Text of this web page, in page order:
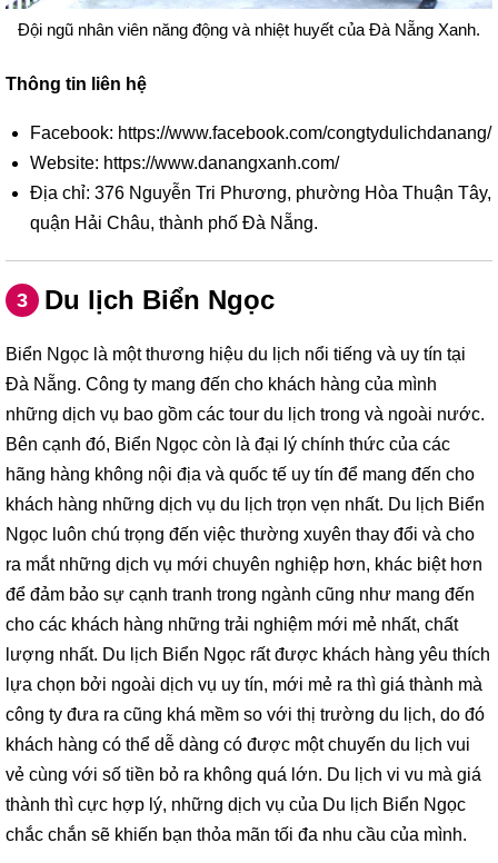
Đội ngũ nhân viên năng động và nhiệt huyết của Đà Nẵng Xanh.
Thông tin liên hệ
Facebook: https://www.facebook.com/congtydulichdanang/
Website: https://www.danangxanh.com/
Địa chỉ: 376 Nguyễn Tri Phương, phường Hòa Thuận Tây,
quận Hải Châu, thành phố Đà Nẵng.
3 Du lịch Biển Ngọc
Biển Ngọc là một thương hiệu du lịch nổi tiếng và uy tín tại
Đà Nẵng. Công ty mang đến cho khách hàng của mình
những dịch vụ bao gồm các tour du lịch trong và ngoài nước.
Bên cạnh đó, Biển Ngọc còn là đại lý chính thức của các
hãng hàng không nội địa và quốc tế uy tín để mang đến cho
khách hàng những dịch vụ du lịch trọn vẹn nhất. Du lịch Biển
Ngọc luôn chú trọng đến việc thường xuyên thay đổi và cho
ra mắt những dịch vụ mới chuyên nghiệp hơn, khác biệt hơn
để đảm bảo sự cạnh tranh trong ngành cũng như mang đến
cho các khách hàng những trải nghiệm mới mẻ nhất, chất
lượng nhất. Du lịch Biển Ngọc rất được khách hàng yêu thích
lựa chọn bởi ngoài dịch vụ uy tín, mới mẻ ra thì giá thành mà
công ty đưa ra cũng khá mềm so với thị trường du lịch, do đó
khách hàng có thể dễ dàng có được một chuyến du lịch vui
vẻ cùng với số tiền bỏ ra không quá lớn. Du lịch vi vu mà giá
thành thì cực hợp lý, những dịch vụ của Du lịch Biển Ngọc
chắc chắn sẽ khiến bạn thỏa mãn tối đa nhu cầu của mình.